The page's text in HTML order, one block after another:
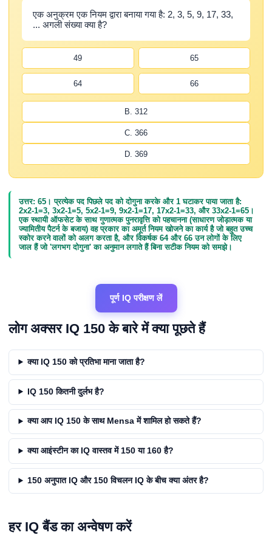
एक अनुक्रम एक नियम द्वारा बनाया गया है: 2, 3, 5, 9, 17, 33,
... अगली संख्या क्या है?
49 65
64 66
B. 312
C. 366
D. 369
उत्तर: 65। प्रत्येक पद पिछले पद को दोगुना करके और 1 घटाकर पाया जाता है:
2x2-1=3, 3x2-1=5, 5x2-1=9, 9x2-1=17, 17x2-1=33, और 33x2-1=65।
एक स्थायी ऑफसेट के साथ गुणात्मक पुनरावृत्ति को पहचानना (साधारण जोड़ात्मक या
ज्यामितीय पैटर्न के बजाय) वह प्रकार का अमूर्त नियम खोजने का कार्य है जो बहुत उच्च
स्कोर करने वालों को अलग करता है, और विकर्षक 64 और 66 उन लोगों के लिए
जाल हैं जो 'लगभग दोगुना' का अनुमान लगाते हैं बिना सटीक नियम को समझे।
पूर्ण IQ परीक्षण लें
लोग अक्सर IQ 150 के बारे में क्या पूछते हैं
क्या IQ 150 को प्रतिभा माना जाता है?
IQ 150 कितनी दुर्लभ है?
क्या आप IQ 150 के साथ Mensa में शामिल हो सकते हैं?
क्या आइंस्टीन का IQ वास्तव में 150 या 160 है?
150 अनुपात IQ और 150 विचलन IQ के बीच क्या अंतर है?
हर IQ बैंड का अन्वेषण करें